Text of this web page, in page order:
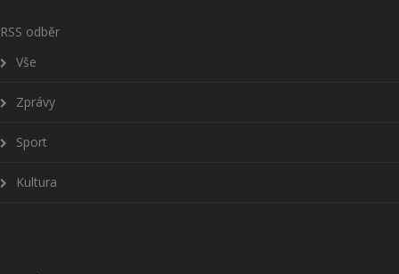
RSS odběr
Vše
Zprávy
Sport
Kultura